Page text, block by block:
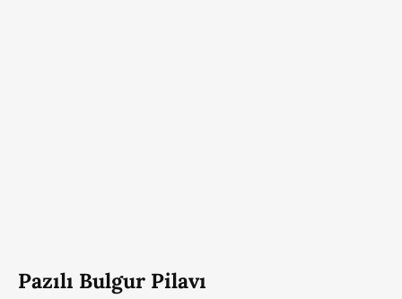
Pazılı Bulgur Pilavı